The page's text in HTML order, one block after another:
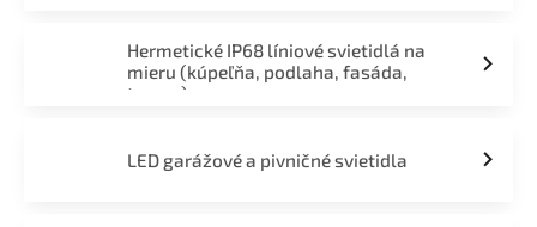
Hermetické IP68 líniové svietidlá na
mieru (kúpeľňa, podlaha, fasáda,
terasa)
LED garážové a pivničné svietidla